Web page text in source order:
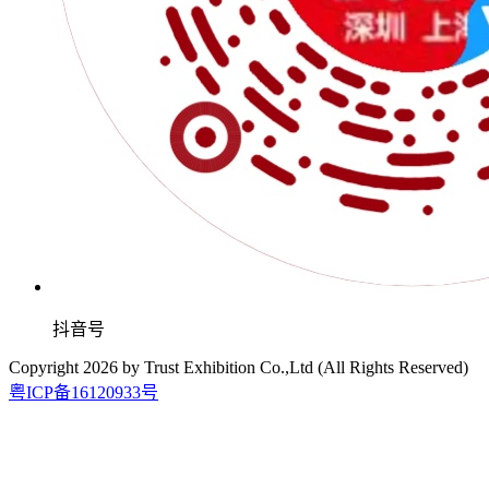
抖音号
Copyright 2026 by Trust Exhibition Co.,Ltd (All Rights Reserved)
粤ICP备16120933号